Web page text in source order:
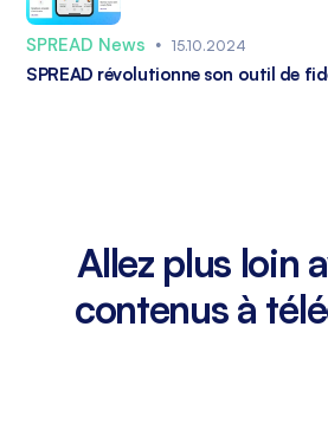
SPREAD News • 15.10.2024
SPREAD révolutionne son outil de
Allez plus loin
contenus à